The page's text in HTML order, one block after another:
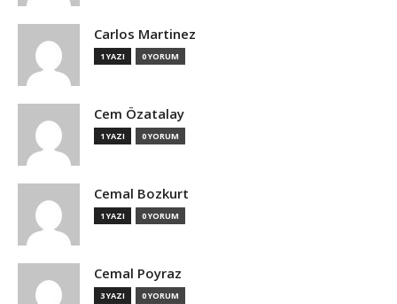
Carlos Martinez
1 YAZI 0 YORUM
Cem Özatalay
1 YAZI 0 YORUM
Cemal Bozkurt
1 YAZI 0 YORUM
Cemal Poyraz
3 YAZI 0 YORUM